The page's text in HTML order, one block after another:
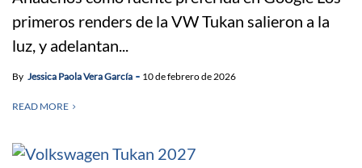
primeros renders de la VW Tukan salieron a la
luz, y adelantan...
By Jessica Paola Vera García 10 de febrero de 2026
READ MORE